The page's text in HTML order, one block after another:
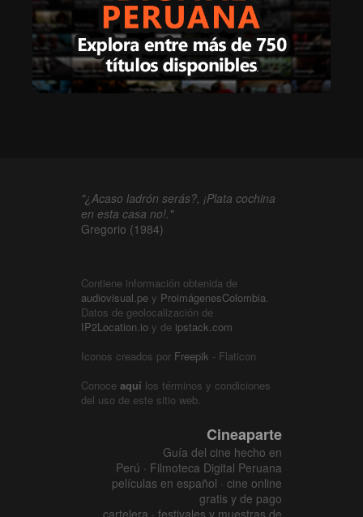
"¿Acaso ladrón serás?, ¡Plata cochina
en esta casa no!."
Gregorio (1984)
Contiene información obtenida de
audiovisual.pe y ProimágenesColombia.
Datos de geolocalización de
IP2Location.io y de ipstack.com
Iconos creados por Freepik - Flaticon
Conoce aquí los términos y condiciones
del uso de este sitio web.
Cineaparte
Guía del cine hecho en
Perú · Filmoteca Digital Peruana
películas en español · cine online
gratis y de pago